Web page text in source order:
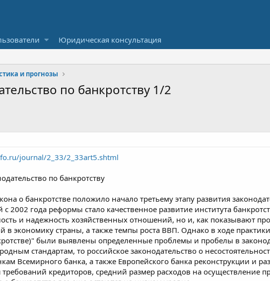
Юридическая консультация
и прогнозы
по банкротству 1/2
journal/2_33/2_33art5.shtml
по банкротству
о банкротстве положило начало третьему этапу развития
2002 года реформы стало качественное развитие института
и надежность хозяйственных отношений, но и, как показывают
в экономику страны, а также темпы роста ВВП. Однако в ходе
были выявлены определенные проблемы и пробелы в
стандартам, то российское законодательство о
Всемирного банка, а также Европейского банка реконструкции и
кредиторов, средний размер расходов на осуществление